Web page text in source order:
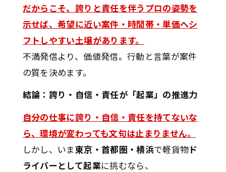
だからこそ、誇りと責任を伴うプロの姿勢を
示せば、希望に近い案件・時間帯・単価へシ
フトしやすい土壌があります。
不満発信より、価値発信。行動と言葉が案件
の質を決めます。
結論：誇り・自信・責任が「起業」の推進力
自分の仕事に誇り・自信・責任を持てないな
ら、環境が変わっても文句は止まりません。
しかし、いま 東京・首都圏・横浜で軽貨物 ド
ライバーとして起業に挑むなら、